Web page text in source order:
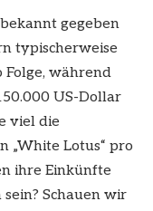
gegeben
typischerweise
Folge, während
US-Dollar
viel die
„White Lotus“ pro
ihre Einkünfte
Schauen wir